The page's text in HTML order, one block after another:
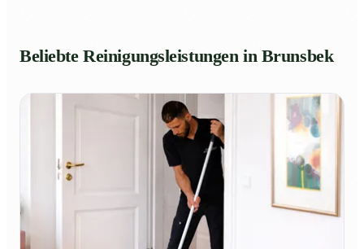
Beliebte Reinigungsleistungen in Brunsbek